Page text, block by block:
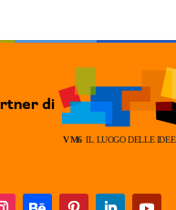
di